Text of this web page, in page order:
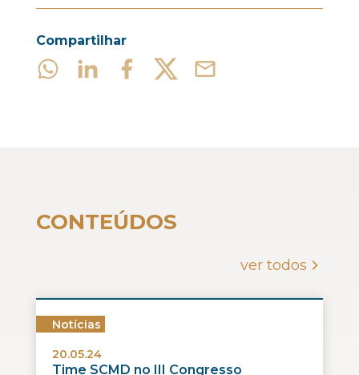
Compartilhar
CONTEÚDOS
ver todos
Notícias
20.05.24
Time SCMD no III Congresso